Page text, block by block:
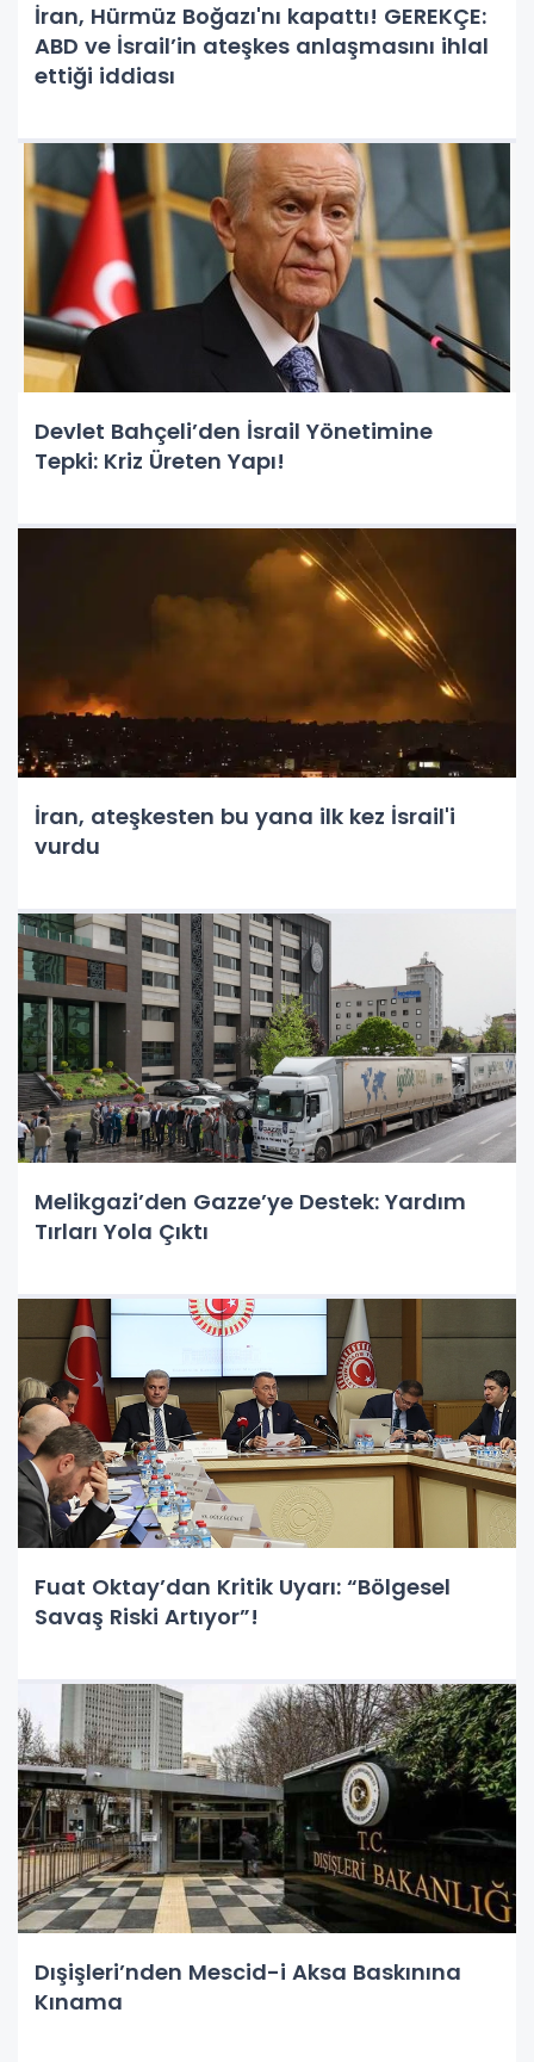
İran, Hürmüz Boğazı'nı kapattı! GEREKÇE:
ABD ve İsrail’in ateşkes anlaşmasını ihlal
ettiği iddiası
Devlet Bahçeli’den İsrail Yönetimine
Tepki: Kriz Üreten Yapı!
İran, ateşkesten bu yana ilk kez İsrail'i
vurdu
Melikgazi’den Gazze’ye Destek: Yardım
Tırları Yola Çıktı
Fuat Oktay’dan Kritik Uyarı: “Bölgesel
Savaş Riski Artıyor”!
Dışişleri’nden Mescid-i Aksa Baskınına
Kınama